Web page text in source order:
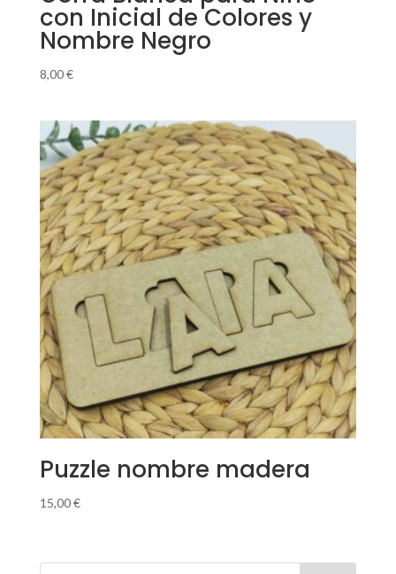
con Inicial de Colores y
Nombre Negro
8,00€
Puzzle nombre madera
15,00€